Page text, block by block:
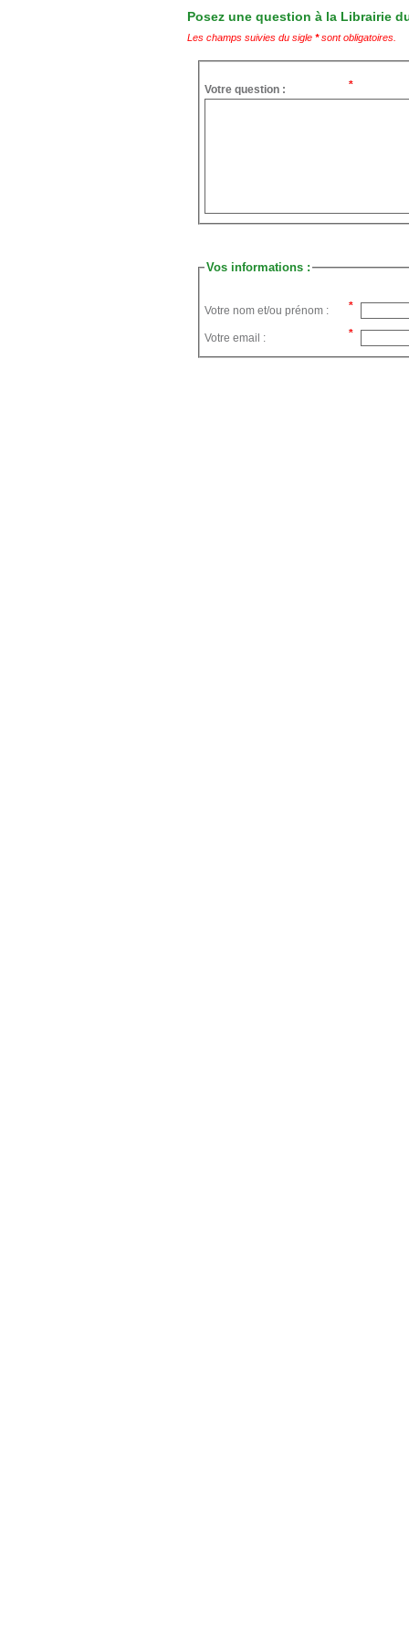
Posez une question à la Librairie
Les champs suivies du sigle *sont obligatoires.
Votre question :
Vos informations :
Votre nom et/ou prénom :
Votre email :